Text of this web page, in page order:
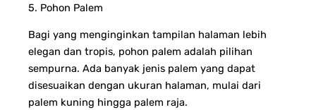
5. Pohon Palem
Bagi yang menginginkan tampilan halaman lebih
elegan dan tropis, pohon palem adalah pilihan
sempurna. Ada banyak jenis palem yang dapat
disesuaikan dengan ukuran halaman, mulai dari
palem kuning hingga palem raja.